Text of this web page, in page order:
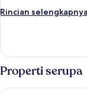
laut
Rincian selengkapnya
Rincian
Kamar
Double
Ekonomi,
balkon,
Properti serupa